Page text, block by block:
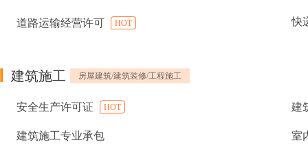
道路运输经营许可 HOT 快
建筑施工 房屋建筑/建筑装修/工程施工
安全生产许可证 HOT 建
建筑施工专业承包 室